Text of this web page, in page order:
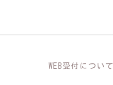
WEB受付について